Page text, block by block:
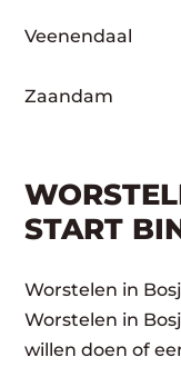
Veenendaal
Zaandam
START
Worstelen in
Worstelen in
willen doen of